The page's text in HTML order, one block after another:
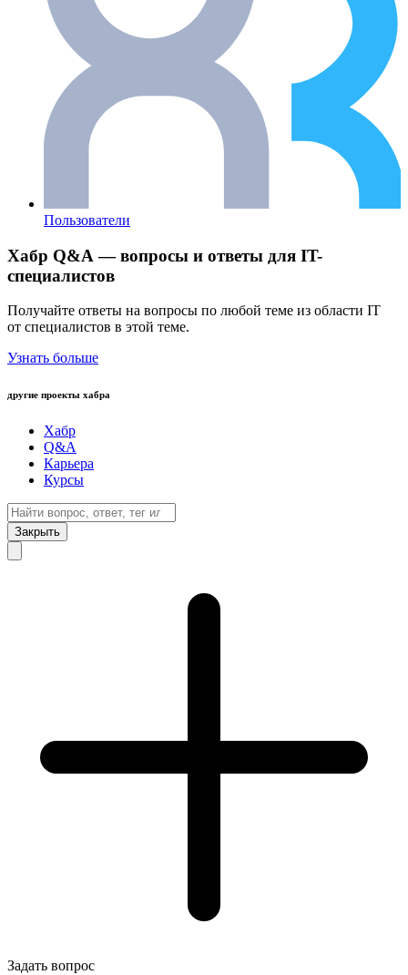
Пользователи
Хабр Q&A — вопросы и ответы для IT-
специалистов
Получайте ответы на вопросы по любой теме из области IT
от специалистов в этой теме.
Узнать больше
другие проекты хабра
Хабр
Q&A
Карьера
Курсы
Закрыть
Задать вопрос